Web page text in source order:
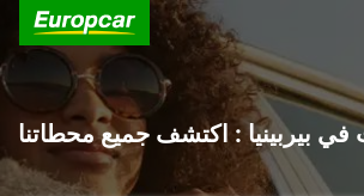
في بيربينيا : اكتشف جميع محطاتنا